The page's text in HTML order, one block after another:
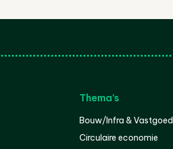
Thema’s
Bouw/Infra & Vastgoed
Circulaire economie